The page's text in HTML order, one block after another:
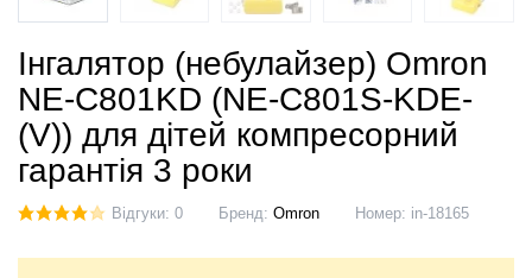
Інгалятор (небулайзер) Omron
NE-C801KD (NE-C801S-KDE-
(V)) для дітей компресорний
гарантія 3 роки
Відгуки: 0 Бренд: Omron Номер: in-18165